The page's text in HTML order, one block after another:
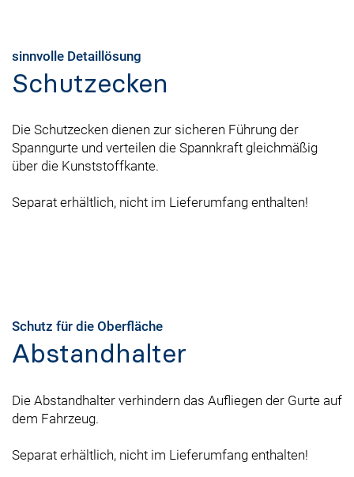
sinnvolle Detaillösung
Schutzecken
Die Schutzecken dienen zur sicheren Führung der
Spanngurte und verteilen die Spannkraft gleichmäßig
über die Kunststoffkante.
Separat erhältlich, nicht im Lieferumfang enthalten!
Schutz für die Oberfläche
Abstandhalter
Die Abstandhalter verhindern das Aufliegen der Gurte auf
dem Fahrzeug.
Separat erhältlich, nicht im Lieferumfang enthalten!